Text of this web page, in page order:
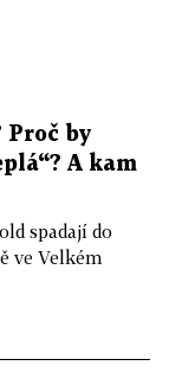
by
A kam
spadají do
ve Velkém